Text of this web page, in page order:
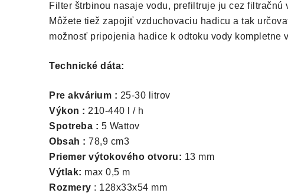
Filter štrbinou nasaje vodu, prefiltruje ju cez
Môžete tiež zapojiť vzduchovaciu hadicu a tak
možnosť pripojenia hadice k odtoku vody
Technické dáta:
Pre akvárium : 25-30 litrov
Výkon : 210-440 l / h
Spotreba : 5 Wattov
Obsah : 78,9 cm3
Priemer výtokového otvoru: 13 mm
Výtlak: max 0,5 m
Rozmery : 128x33x54 mm